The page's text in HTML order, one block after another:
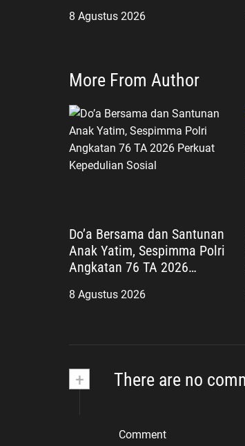
8 Agustus 2026
More From Author
Do’a Bersama dan Santunan
Anak Yatim, Sespimma Polri
Angkatan 76 TA 2026
8 Agustus 2026
+ There are no
Comment